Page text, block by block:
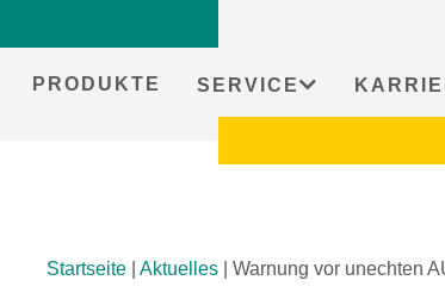
PRODUKTE SERVICE
Startseite Aktuelles Warnung vor unechten